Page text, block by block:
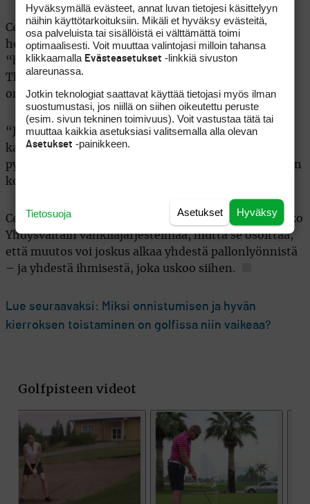
Cedar Creekin golfarit tietävät, ettei yhteiskunnalta
heru varauksetonta ymmärrystä heidän
“harrastukselleen”. Mutta vankilanjohtaja
Thrasherin mielestä ohjelma ei ole hemmottelua. Se
on sijoitus tulevaisuuteen.
“Jos nämä miehet pystyvät pelaamaan golfia minun
kanssani, heidän entisen ‘vihollisensa’ kanssa, he
pystyvät kohtaamaan myös muun maailman. Siinä on
koko jutun ydin.”
Cedar Creek Golf Clubin tarina ei varmasti muuta koko
Yhdysvaltain vankilajärjestelmää, mutta se osoittaa,
että muutos voi joskus alkaa yhdestä pallonlyönnistä
– ja yhdestä ihmisestä, joka uskoo siihen.
Lue seuraavaksi: Miksi onnistumisen ja hyvän
kierroksen toistaminen on golfissa niin vaikeaa?
Hyväksymällä evästeet, annat luvan tietojesi käsittelyyn
näihin käyttötarkoituksiin. Mikäli et hyväksy evästeitä,
osa palveluista tai sisällöistä ei välttämättä toimi
optimaalisesti. Voit muuttaa valintojasi milloin tahansa
klikkaamalla Evästeasetukset -linkkiä sivuston
alareunassa.
Jotkin teknologiat saattavat käyttää tietojasi myös ilman
suostumustasi, jos niillä on siihen oikeutettu peruste
(esim. sivun tekninen toimivuus). Voit vastustaa tätä tai
muuttaa kaikkia asetuksiasi valitsemalla alla olevan
Asetukset -painikkeen.
Hyväksy
Asetukset
Tietosuoja